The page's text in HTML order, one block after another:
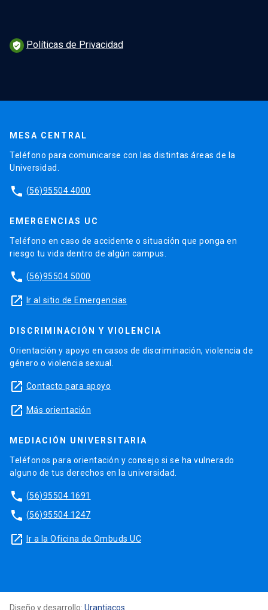
verified_user Políticas de Privacidad
MESA CENTRAL
Teléfono para comunicarse con las distintas áreas de la
Universidad.
phone (56)95504 4000
EMERGENCIAS UC
Teléfono en caso de accidente o situación que ponga en
riesgo tu vida dentro de algún campus.
phone (56)95504 5000
launch Ir al sitio de Emergencias
DISCRIMINACIÓN Y VIOLENCIA
Orientación y apoyo en casos de discriminación, violencia de
género o violencia sexual.
launch Contacto para apoyo
launch Más orientación
MEDIACIÓN UNIVERSITARIA
Teléfonos para orientación y consejo si se ha vulnerado
alguno de tus derechos en la universidad.
phone (56)95504 1691
phone (56)95504 1247
launch Ir a la Oficina de Ombuds UC
Diseño y desarrollo: Urantiacos